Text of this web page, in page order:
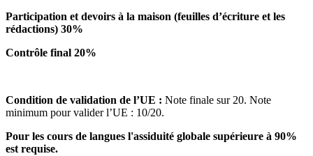
Participation et devoirs à la maison (feuilles d’écriture et les
rédactions) 30%
Contrôle final 20%
Condition de validation de l’UE : Note finale sur 20. Note
minimum pour valider l’UE : 10/20.
Pour les cours de langues l'assiduité globale supérieure à 90%
est requise.